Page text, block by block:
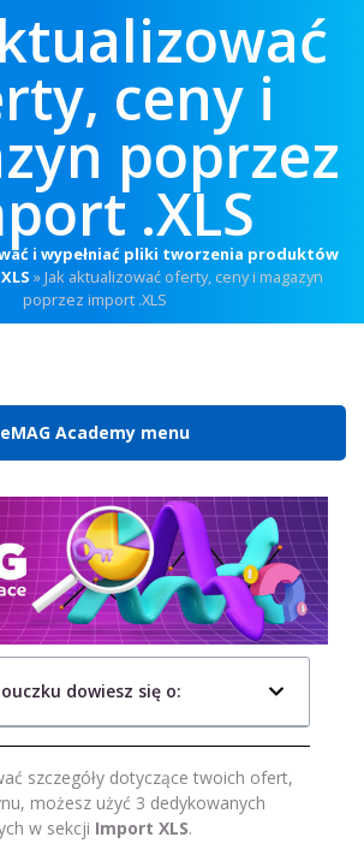
ceny i
poprzez
.XLS
i wypełniać pliki tworzenia produktów
»Jak aktualizować oferty, ceny i magazyn
poprzez import .XLS
eMAG Academy menu
dowiesz się o:
szczegóły dotyczące twoich ofert,
możesz użyć 3 dedykowanych
w sekcji Import XLS.